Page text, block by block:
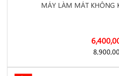
https://dienmayminhan.com/
MÁY LÀM MÁT KHÔNG